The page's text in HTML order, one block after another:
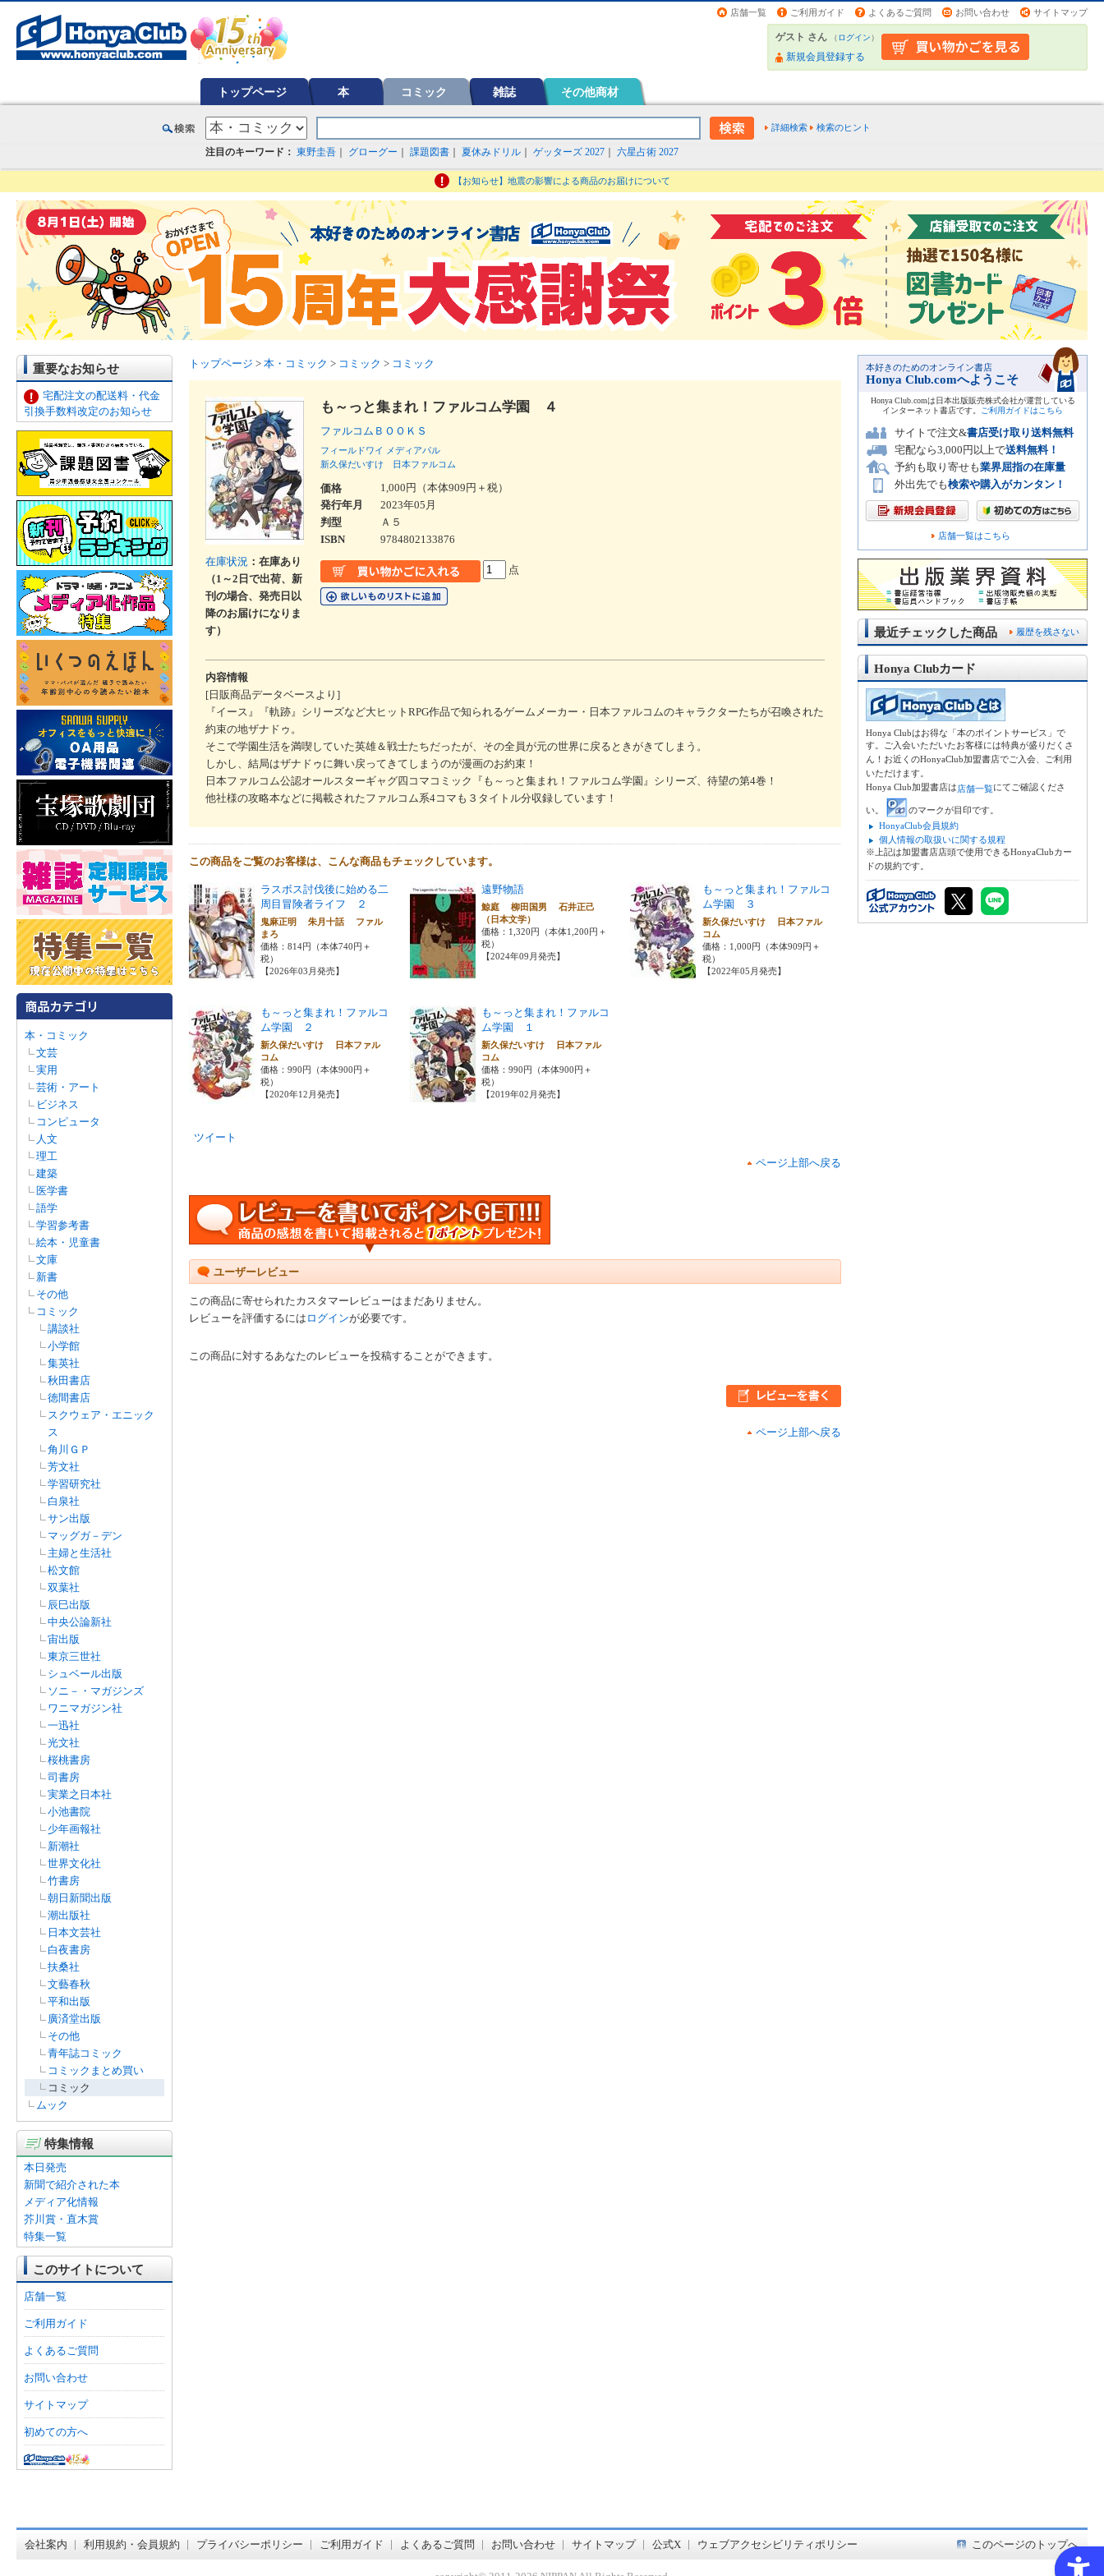
店舗一覧 ご利用ガイド よくあるご質問 お問い合わせ サイトマップ
ゲスト さん （ログイン）
新規会員登録する
トップページ 本 コミック 雑誌 その他商材
詳細検索 検索のヒント
注目のキーワード： 東野圭吾 グローグー 課題図書 夏休みドリル ゲッターズ 2027 六星占術 2027
【お知らせ】地震の影響による商品のお届けについて
重要なお知らせ
宅配注文の配送料・代金
引換手数料改定のお知らせ
本・コミック
文芸
実用
芸術・アート
ビジネス
コンピュータ
人文
理工
建築
医学書
語学
学習参考書
絵本・児童書
文庫
新書
その他
コミック
講談社
小学館
集英社
秋田書店
徳間書店
スクウェア・エニック
ス
角川ＧＰ
芳文社
学習研究社
白泉社
サン出版
マッグガ－デン
主婦と生活社
松文館
双葉社
辰巳出版
中央公論新社
宙出版
東京三世社
シュベール出版
ソニ－・マガジンズ
ワニマガジン社
一迅社
光文社
桜桃書房
司書房
実業之日本社
小池書院
少年画報社
新潮社
世界文化社
竹書房
朝日新聞出版
潮出版社
日本文芸社
白夜書房
扶桑社
文藝春秋
平和出版
廣済堂出版
その他
青年誌コミック
コミックまとめ買い
コミック
ムック
特集情報
本日発売
新聞で紹介された本
メディア化情報
芥川賞・直木賞
特集一覧
このサイトについて
店舗一覧
ご利用ガイド
よくあるご質問
お問い合わせ
サイトマップ
初めての方へ
トップページ > 本・コミック > コミック > コミック
在庫状況 ：在庫あり
（1～2日で出荷、新
刊の場合、発売日以
降のお届けになりま
す）
も～っと集まれ！ファルコム学園 ４
ファルコムＢＯＯＫＳ
フィールドワイ
メディアパル
新久保だいすけ
日本ファルコム
価格
1,000円（本体909円＋税）
発行年月
2023年05月
判型
Ａ５
ISBN
9784802133876
点
内容情報
[日販商品データベースより]
『イース』『軌跡』シリーズなど大ヒットRPG作品で知られるゲームメーカー・日本ファルコムのキャラクターたちが召喚された
約束の地ザナドゥ。
そこで学園生活を満喫していた英雄＆戦士たちだったが、その全員が元の世界に戻るときがきてしまう。
しかし、結局はザナドゥに舞い戻ってきてしまうのが漫画のお約束！
日本ファルコム公認オールスターギャグ四コマコミック『も～っと集まれ！ファルコム学園』シリーズ、待望の第4巻！
他社様の攻略本などに掲載されたファルコム系4コマも３タイトル分収録しています！
この商品をご覧のお客様は、こんな商品もチェックしています。
ラスボス討伐後に始める二
周目冒険者ライフ ２
鬼麻正明 朱月十話 ファル
まろ
価格：814円（本体740円＋
税）
【2026年03月発売】
遠野物語
鯨庭 柳田国男 石井正己
（日本文学）
価格：1,320円（本体1,200円＋
税）
【2024年09月発売】
も～っと集まれ！ファルコ
ム学園 ３
新久保だいすけ 日本ファル
コム
価格：1,000円（本体909円＋
税）
【2022年05月発売】
も～っと集まれ！ファルコ
ム学園 ２
新久保だいすけ 日本ファル
コム
価格：990円（本体900円＋
税）
【2020年12月発売】
も～っと集まれ！ファルコ
ム学園 １
新久保だいすけ 日本ファル
コム
価格：990円（本体900円＋
税）
【2019年02月発売】
ツイート
ページ上部へ戻る
ユーザーレビュー
この商品に寄せられたカスタマーレビューはまだありません。
レビューを評価するには ログインが必要です。
この商品に対するあなたのレビューを投稿することができます。
ページ上部へ戻る
本好きのためのオンライン書店
Honya Club.comへようこそ
Honya Club.comは日本出版販売株式会社が運営している
インターネット書店です。
ご利用ガイドはこちら
サイトで注文&書店受け取り送料無料
宅配なら3,000円以上で送料無料！
予約も取り寄せも業界屈指の在庫量
外出先でも検索や購入がカンタン！
店舗一覧はこちら
履歴を残さない
最近チェックした商品
Honya Clubカード
Honya Clubはお得な「本のポイントサービス」で
す。ご入会いただいたお客様には特典が盛りだくさ
ん！お近くのHonyaClub加盟書店でご入会、ご利用
いただけます。
Honya Club加盟書店は店舗一覧にてご確認くださ
い。
のマークが目印です。
HonyaClub会員規約
個人情報の取扱いに関する規程
※上記は加盟書店店頭で使用できるHonyaClubカー
ドの規約です。
会社案内 利用規約・会員規約 プライバシーポリシー ご利用ガイド よくあるご質問 お問い合わせ サイトマップ 公式X ウェブアクセシビリティポリシー このページのトップへ